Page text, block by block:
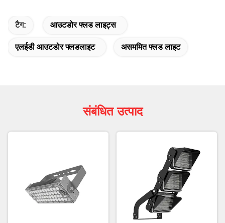
टैग: आउटडोर फ्लड लाइट्स
एलईडी आउटडोर फ्लडलाइट असममित फ्लड लाइट
संबंधित उत्पाद